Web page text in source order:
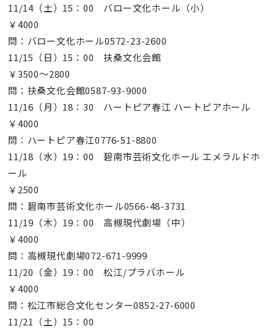
11/14（土）15：00 バロー文化ホール（小）
￥4000
問：バロー文化ホール0572-23-2600
11/15（日）15：00 扶桑文化会館
￥3500〜2800
問：扶桑文化会館0587-93-9000
11/16（月）18：30 ハートピア春江 ハートピアホール
￥4000
問：ハートピア春江0776-51-8800
11/18（水）19：00 碧南市芸術文化ホール エメラルドホ
ール
￥2500
問：碧南市芸術文化ホール0566-48-3731
11/19（木）19：00 高槻現代劇場（中）
￥4000
問：高槻現代劇場072-671-9999
11/20（金）19：00 松江/プラバホール
￥4000
問：松江市総合文化センター0852-27-6000
11/21（土）15：00